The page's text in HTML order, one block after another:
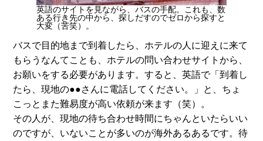
英語のサイトを見ながら、バスの手配。これも、数
ある行き先の中から、探しだすのでゼロから探すと
大変（苦笑）。
バスで目的地まで到着したら、ホテルの人に迎えに来て
もらうなんてことも、ホテルの問い合わせサイトから、
お願いをする必要があります。すると、英語で「到着し
たら、現地の●●さんに電話してください。」と、ちょ
こっとまた難易度が高い依頼が来ます（笑）。
その人が、現地の待ち合わせ時間にちゃんといたらいい
のですが、いないことが多いのが海外あるあるです。待